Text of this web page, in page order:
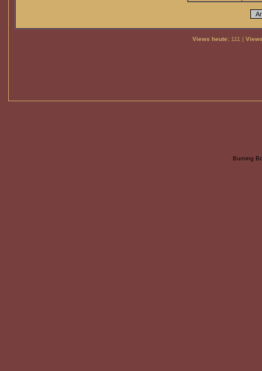
Views heute: 111 |
Burning